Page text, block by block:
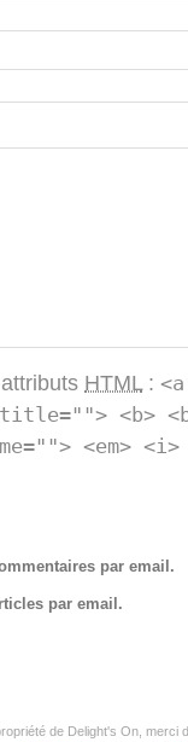
HTML:
<b>
<em>
par email.
par email.
de Delight's On,